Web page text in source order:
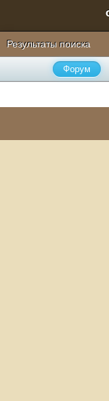
Результаты поиска
Форум